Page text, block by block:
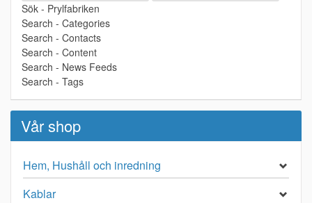
Sök - Prylfabriken
Search - Categories
Search - Contacts
Search - Content
Search - News Feeds
Search - Tags
Vår shop
Hem, Hushåll och inredning
Kablar